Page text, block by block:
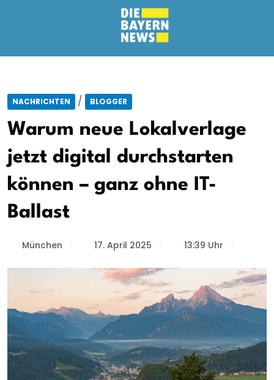
NACHRICHTEN / BLOGGER
Warum neue Lokalverlage
jetzt digital durchstarten
können – ganz ohne IT-
Ballast
München 17. April 2025 13:39 Uhr